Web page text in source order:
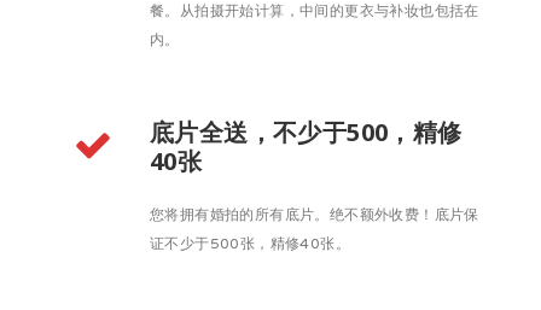
餐。从拍摄开始计算，中间的更衣与补妆也包括在
内。
底片全送，不少于500，精修
40张
您将拥有婚拍的所有底片。绝不额外收费！底片保
证不少于500张，精修40张。